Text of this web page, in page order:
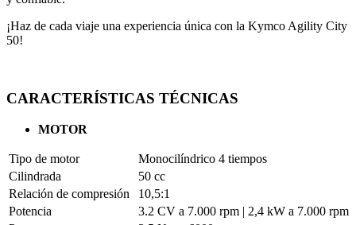
¡Haz de cada viaje una experiencia única con la Kymco Agility City
50!
CARACTERÍSTICAS TÉCNICAS
MOTOR
Tipo de motor
Monocilíndrico 4 tiempos
Cilindrada
50 cc
Relación de compresión
10,5:1
Potencia
3.2 CV a 7.000 rpm | 2,4 kW a 7.000 rpm